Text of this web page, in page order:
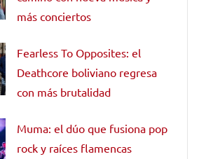
más conciertos
Fearless To Opposites: el
Deathcore boliviano regresa
con más brutalidad
Muma: el dúo que fusiona pop
rock y raíces flamencas